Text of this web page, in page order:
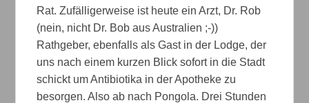
Rat. Zufälligerweise ist heute ein Arzt, Dr. Rob
(nein, nicht Dr. Bob aus Australien ;-))
Rathgeber, ebenfalls als Gast in der Lodge, der
uns nach einem kurzen Blick sofort in die Stadt
schickt um Antibiotika in der Apotheke zu
besorgen. Also ab nach Pongola. Drei Stunden